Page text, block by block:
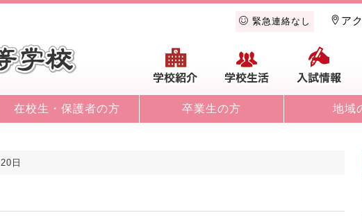
緊急連絡なし ア
学校紹介 学校生活
在校生・保護者の方 卒業生の方 地域
20日